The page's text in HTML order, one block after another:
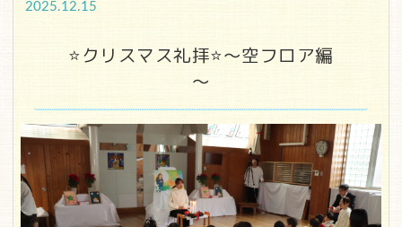
2025.12.15
⭐クリスマス礼拝⭐～空フロア編
～